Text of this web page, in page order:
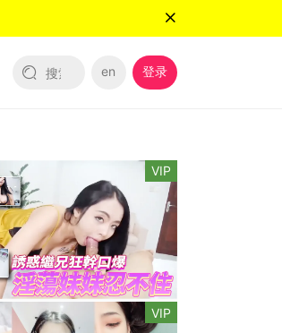
en 登录
VIP
VIP